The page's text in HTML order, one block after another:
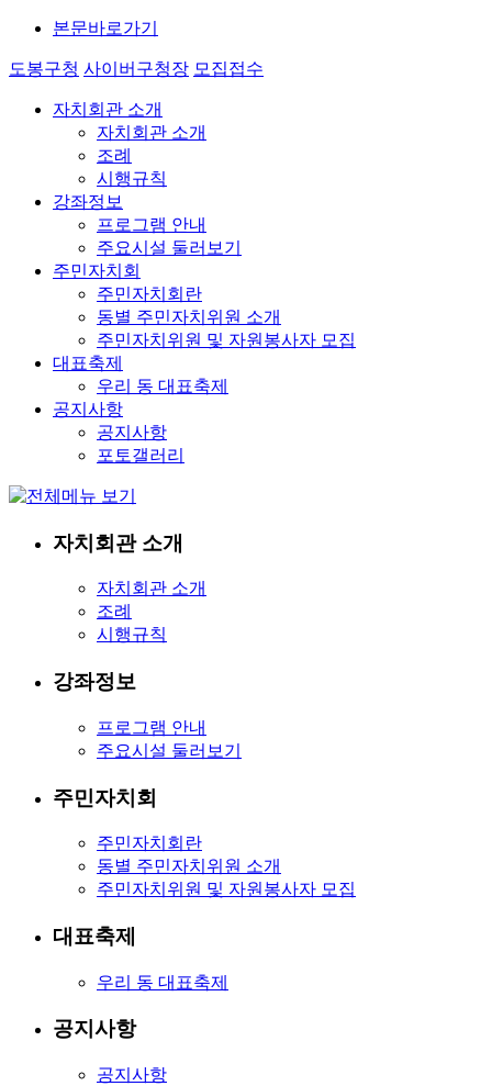
본문바로가기
도봉구청 사이버구청장 모집접수
자치회관 소개
자치회관 소개
조례
시행규칙
강좌정보
프로그램 안내
주요시설 둘러보기
주민자치회
주민자치회란
동별 주민자치위원 소개
주민자치위원 및 자원봉사자 모집
대표축제
우리 동 대표축제
공지사항
공지사항
포토갤러리
자치회관 소개
자치회관 소개
조례
시행규칙
강좌정보
프로그램 안내
주요시설 둘러보기
주민자치회
주민자치회란
동별 주민자치위원 소개
주민자치위원 및 자원봉사자 모집
대표축제
우리 동 대표축제
공지사항
공지사항